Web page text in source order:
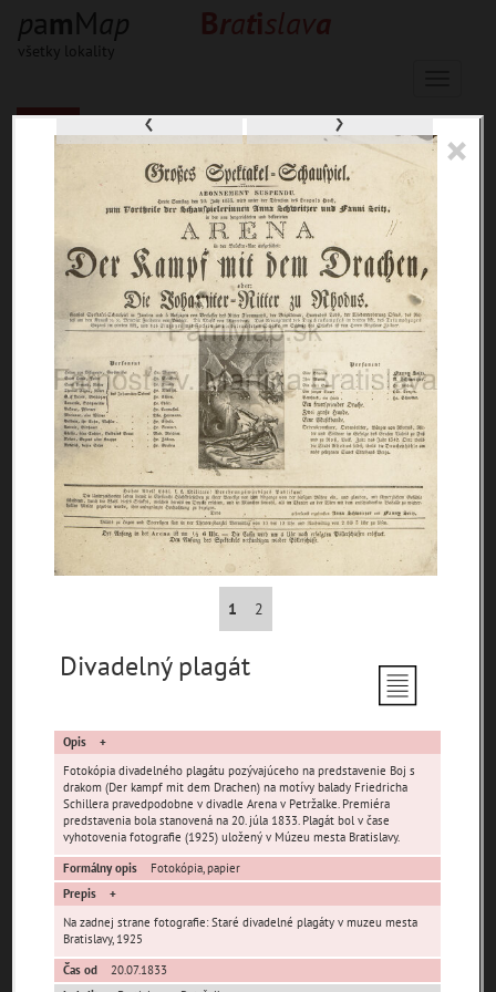
pamMap
všetky lokality
Bratislava
33653 inventárnych jednotiek, 56597
digitálnych záberov, 6845 encykl.
hesiel
materiály
miesta
témy
udalosti
ľudia
pamiatky
čas
Devínska Nová Ves Čunovo
Devín
Dúbravka
Jarovce
Karlova Ves
Lamač
Nové Mesto
Petržalka
Podunajské
Biskupice
Rača Rusovce
Ružinov Staré Mesto Vajnory
Vrakuňa Záhorská Bystrica
Panoramatické
pohľady
Neznáma lokalita
Neznáme
umiestnenie
×
‹ ›
1 2
Divadelný plagát
Opis
Fotokópia divadelného plagátu pozývajúceho na predstavenie Boj s
drakom (Der kampf mit dem Drachen) na motívy balady Friedricha
Schillera pravedpodobne v divadle Arena v Petržalke. Premiéra
predstavenia bola stanovená na 20. júla 1833. Plagát bol v čase
vyhotovenia fotografie (1925) uložený v Múzeu mesta Bratislavy.
Formálny opis
Fotokópia, papier
Prepis
Na zadnej strane fotografie: Staré divadelné plagáty v muzeu mesta
Bratislavy, 1925
Čas od
20.07.1833